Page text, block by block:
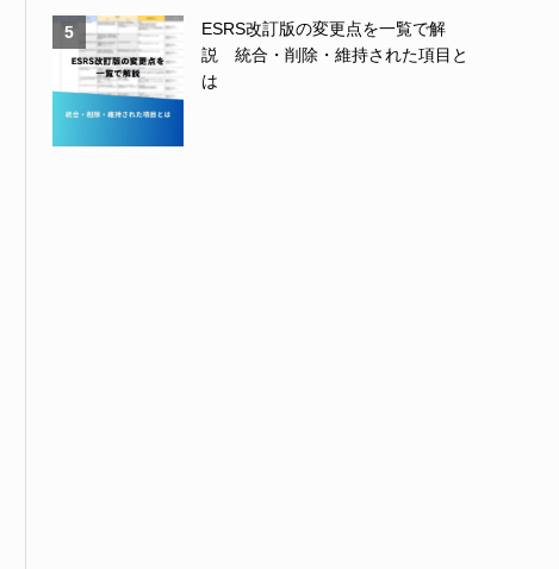
5
ESRS改訂版の変更点を一覧で解
説 統合・削除・維持された項目と
は